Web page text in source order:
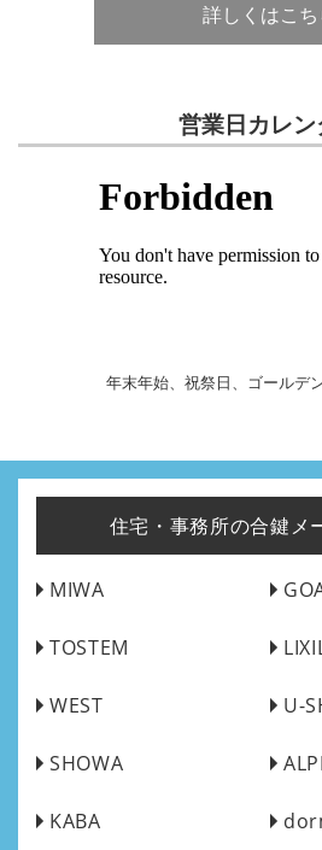
詳しくはこち
営業日カレン
年末年始、祝祭日、ゴールデ
住宅・事務所の合鍵メ
MIWA
TOSTEM
WEST U-
SHOWA
KABA